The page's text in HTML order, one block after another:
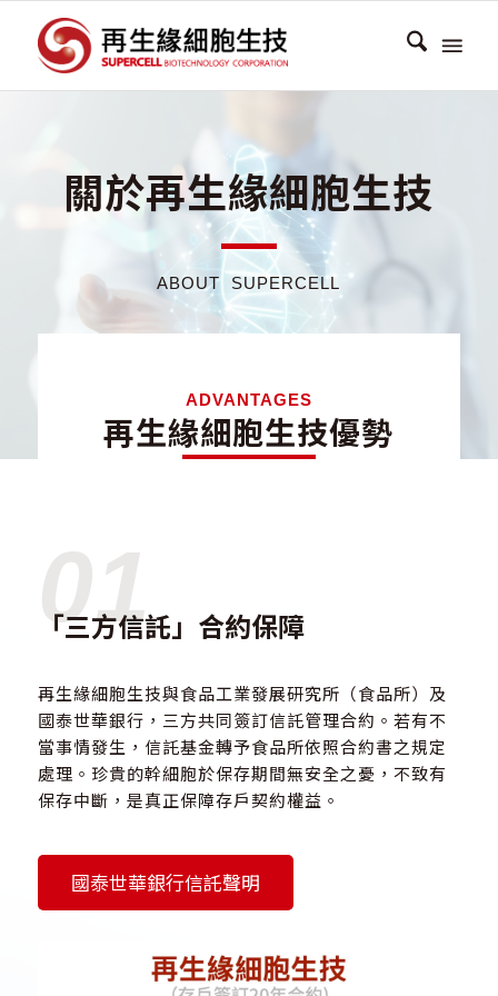
關於再生緣細胞生技
ABOUT SUPERCELL
ADVANTAGES
再生緣細胞生技優勢
01
「三方信託」合約保障
再生緣細胞生技與食品工業發展研究所（食品所）及
國泰世華銀行，三方共同簽訂信託管理合約。若有不
當事情發生，信託基金轉予食品所依照合約書之規定
處理。珍貴的幹細胞於保存期間無安全之憂，不致有
保存中斷，是真正保障存戶契約權益。
國泰世華銀行信託聲明